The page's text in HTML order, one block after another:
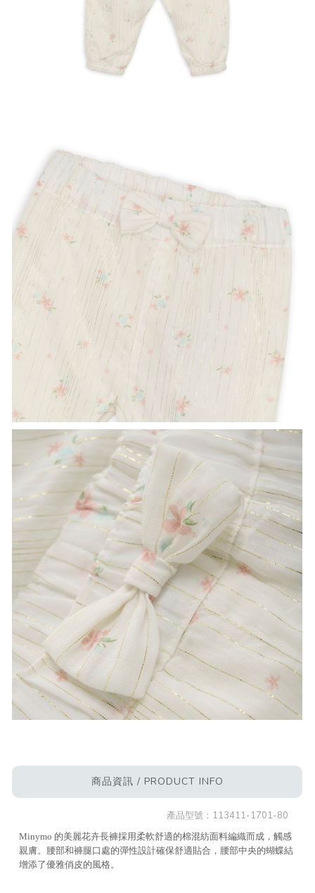
商品資訊 / PRODUCT INFO
產品型號： 113411-1701-80
Minymo 的美麗花卉長褲採用柔軟舒適的棉混紡面料編織而成，觸感
親膚。腰部和褲腿口處的彈性設計確保舒適貼合，腰部中央的蝴蝶結
增添了優雅俏皮的風格。